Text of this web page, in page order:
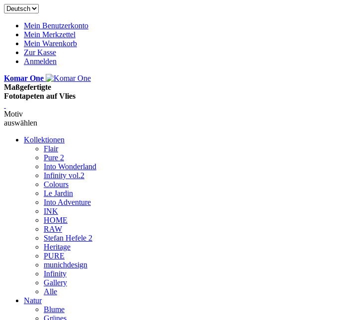
Mein Benutzerkonto
Mein Merkzettel
Mein Warenkorb
Zur Kasse
Anmelden
Komar One
Maßgefertigte
Fototapeten auf Vlies
Motiv
auswählen
Kollektionen
Flair
Pure 2
Into Wonderland
Infinity vol.2
Colours
Le Jardin
Into Adventure
INK
HOME
RAW
Stefan Hefele 2
Heritage
PURE
munichdesign
Infinity
Gallery
Alle
Natur
Blume
Grünes